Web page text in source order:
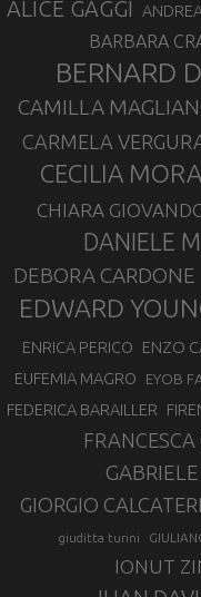
ALICE GAGGI
BARBARA
BERNARD
CAMILLA
CARMELA
CECILIA MORA
CHIARA
DANIELE
DEBORA CARDONE
EDWARD
ENRICA PERICO ENZO
EUFEMIA MAGRO EYOB
FEDERICA BARAILLER
FRANCESCA
GIORGIO
giuditta turini
IONUT